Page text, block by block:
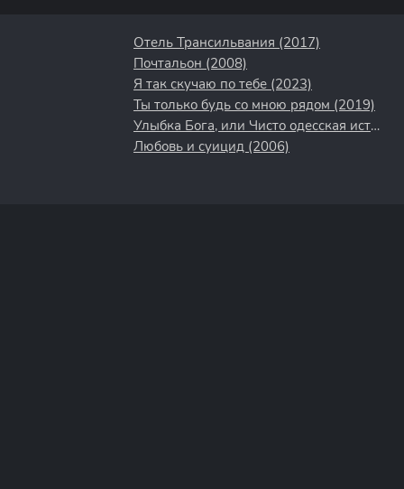
Отель Трансильвания (2017)
Почтальон (2008)
Я так скучаю по тебе (2023)
Ты только будь со мною рядом (2019)
Улыбка Бога, или Чисто одесская история (2008)
Любовь и суицид (2006)